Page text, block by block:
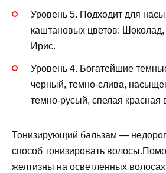
Уровень 5. Подходит для
каштановых цветов:
Ирис.
Уровень 4. Богатейшие
черный, темно-слива,
темно-русый, спелая красная
Тонизирующий бальзам —
способ тонизировать
желтизны на осветленных